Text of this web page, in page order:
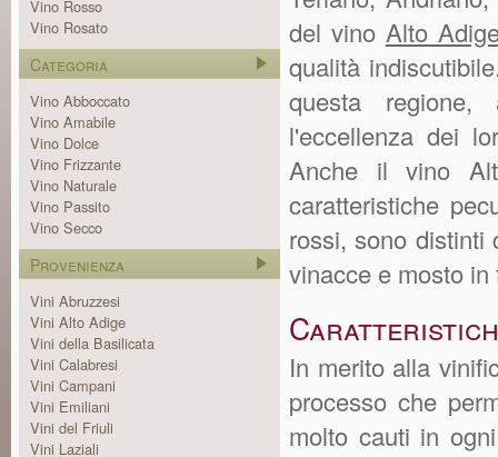
Vino Rosso
Vino Rosato
Categoria
Vino Abboccato
Vino Amabile
Vino Dolce
Vino Frizzante
Vino Naturale
Vino Passito
Vino Secco
Provenienza
Vini Abruzzesi
Vini Alto Adige
Vini della Basilicata
Vini Calabresi
Vini Campani
Vini Emiliani
Vini del Friuli
Vini Laziali
del vino Alto
qualità
questa regione,
l'eccellenza dei
Anche il vino
caratteristiche
rossi, sono distinti
vinacce e mosto
In merito alla
processo che
molto cauti in